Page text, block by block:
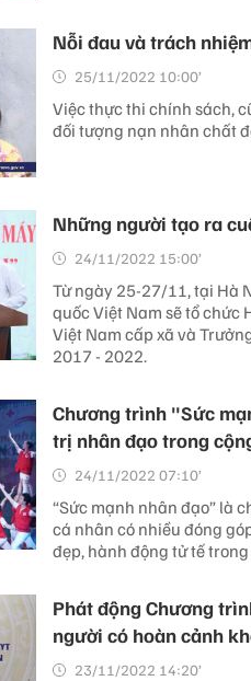
Nỗi đau và trách
25/11/2022 10:00’
Việc thực thi chính sách,
đối tượng nạn nhân chất
Những người tạo ra
24/11/2022 15:00’
Từ ngày 25-27/11, tại Hà
quốc Việt Nam sẽ tổ chức
Việt Nam cấp xã và
2017 - 2022.
Chương trình "Sức
trị nhân đạo trong
24/11/2022 07:10’
“Sức mạnh nhân đạo” là
cá nhân có nhiều đóng
đẹp, hành động tử tế
Phát động Chương
người có hoàn cảnh
23/11/2022 14:20’